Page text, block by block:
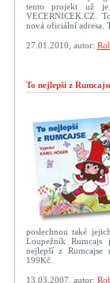
tento projekt už je
VECERNICEK.CZ.
nová oficiální adresa.
27.01.2010, autor:
To nejlepší z
poslechnou také
Loupežník Rumcajs
nejlepší z
199Kč.
13.03.2007, autor: